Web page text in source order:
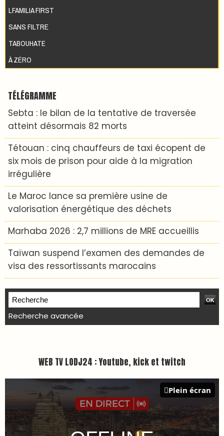
LFAMILIA FIRST
SANS FILTRE
TABOUHATE
À ZÉRO
TÉLÉGRAMME
Sebta : le bilan de la tentative de traversée
atteint désormais 82 morts
Tétouan : cinq chauffeurs de taxi écopent de
six mois de prison pour aide à la migration
irrégulière
Le Maroc lance sa première usine de
valorisation énergétique des déchets
Marhaba 2026 : 2,7 millions de MRE accueillis
Taïwan suspend l’examen des demandes de
visa des ressortissants marocains
Recherche avancée